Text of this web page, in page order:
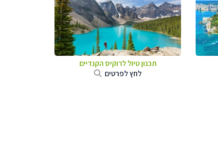
תכנון טיול לרוקיס הקנדיים
לחץ לפרטים